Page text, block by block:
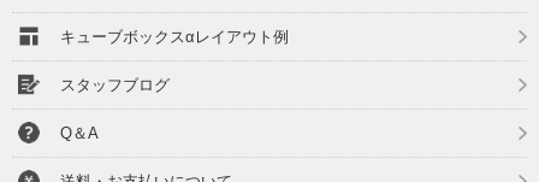
キューブボックスαレイアウト例
スタッフブログ
Q＆A